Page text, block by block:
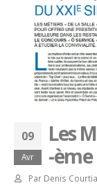
09
Avr
Les
-ème
Par Denis